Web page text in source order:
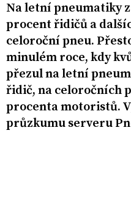
Na letní pneumatiky
procent řidičů a
celoroční pneu.
minulém roce, kdy
přezul na letní
řidič, na celoročních
procenta motoristů.
průzkumu serveru